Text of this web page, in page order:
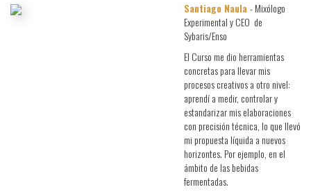
Santiago Naula - Mixólogo
Experimental y CEO de
Sybaris/Enso
El Curso me dio herramientas
concretas para llevar mis
procesos creativos a otro nivel:
aprendí a medir, controlar y
estandarizar mis elaboraciones
con precisión técnica, lo que llevó
mi propuesta líquida a nuevos
horizontes. Por ejemplo, en el
ámbito de las bebidas
fermentadas.